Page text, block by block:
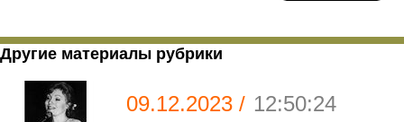
Другие материалы рубрики
09.12.2023 / 12:50:24